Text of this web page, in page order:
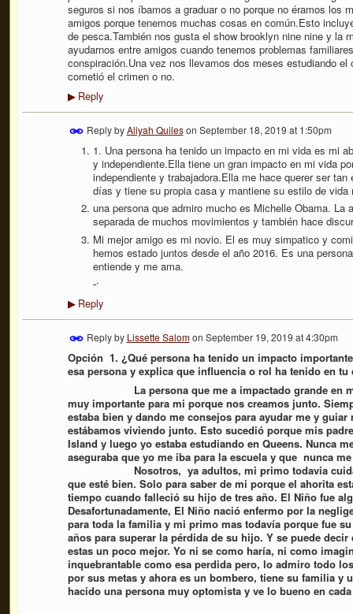
seguros si nos íbamos a graduar o no porque no éramos los
amigos porque tenemos muchas cosas en común.Esto
de pesca.También nos gusta el show brooklyn nine nine y la
ayudarnos entre amigos cuando tenemos problemas
conspiración.Una vez nos llevamos dos meses estudiando
cometió el crimen o no.
▶Reply
Reply byAliyah Quileson September 18, 2019 at 1:50pm
1. Una persona ha tenido un impacto en mi vida es mi
yindependiente.Ella tiene un gran impacto en mi vida
independiente y trabajadora.Ella me hace querer ser
días y tiene su propia casa y mantiene su estilo de
una persona que admiro mucho es Michelle Obama.
separada de muchos movimientos y también hace
Mi mejor amigo es mi novio. El es muy simpatico y
hemos estado juntos desde el año 2016. Es una
entiende y me ama.
.
▶Reply
Reply by Lissette Salomon September 19, 2019 at 4:30pm
Opción 1. ¿Qué persona ha tenido un impacto
esa persona y explica que influencia o rol ha tenido en
La persona que me a impactado grande en mi
muy importante para mi porque nos creamos junto.
estaba bien y dando me consejos para ayudar me y
estábamos viviendo junto. Esto sucedió porque mis
Island y luego yo estaba estudiando en Queens. Nunca
aseguraba que yo me iba para la escuela y que nunca
Nosotros, ya adultos, mi primo todavia cuida de
que esté bien. Solo para saber de mi porque el ahorita
tiempo cuando falleció su hijo de tres año. El Niño fue
Desafortunadamente, El Niño nació enfermo por la
para toda la familia y mi primo mas todavía porque fue
años para superar la pérdida de su hijo. Y se puededecir
estas un poco mejor. Yo ni se como haría, ni como
inquebrantable como esa perdida pero, lo admiro todo
por sus metas y ahora es un bombero, tiene su familia y
hacido una persona muy optomista y ve lo bueno en